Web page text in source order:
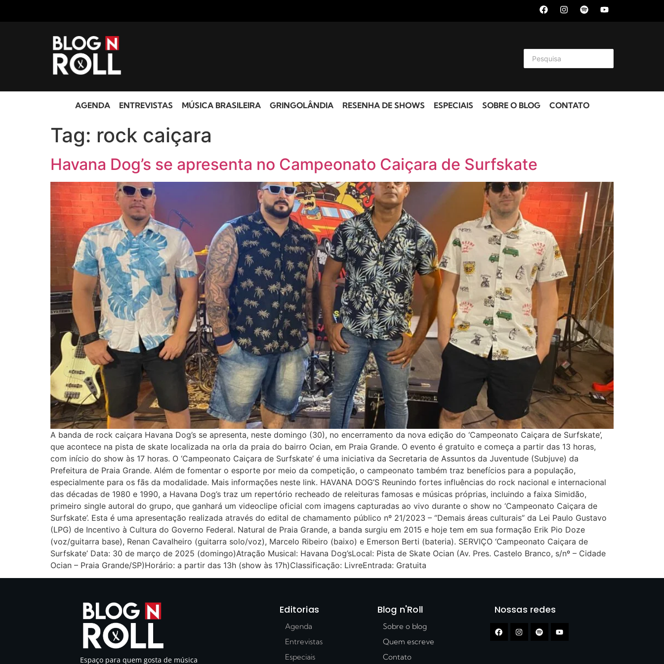
AGENDA ENTREVISTAS MÚSICA BRASILEIRA GRINGOLÂNDIA RESENHA DE SHOWS ESPECIAIS SOBRE O BLOG CONTATO
Tag: rock caiçara
Havana Dog’s se apresenta no Campeonato Caiçara de Surfskate
A banda de rock caiçara Havana Dog’s se apresenta, neste domingo (30), no encerramento da nova edição do ‘Campeonato Caiçara de Surfskate’,
que acontece na pista de skate localizada na orla da praia do bairro Ocian, em Praia Grande. O evento é gratuito e começa a partir das 13 horas,
com início do show às 17 horas. O ‘Campeonato Caiçara de Surfskate’ é uma iniciativa da Secretaria de Assuntos da Juventude (Subjuve) da
Prefeitura de Praia Grande. Além de fomentar o esporte por meio da competição, o campeonato também traz benefícios para a população,
especialmente para os fãs da modalidade. Mais informações neste link. HAVANA DOG’S Reunindo fortes influências do rock nacional e internacional
das décadas de 1980 e 1990, a Havana Dog’s traz um repertório recheado de releituras famosas e músicas próprias, incluindo a faixa Simidão,
primeiro single autoral do grupo, que ganhará um videoclipe oficial com imagens capturadas ao vivo durante o show no ‘Campeonato Caiçara de
Surfskate’. Esta é uma apresentação realizada através do edital de chamamento público nº 21/2023 – “Demais áreas culturais” da Lei Paulo Gustavo
(LPG) de Incentivo à Cultura do Governo Federal. Natural de Praia Grande, a banda surgiu em 2015 e hoje tem em sua formação Erik Pio Doze
(voz/guitarra base), Renan Cavalheiro (guitarra solo/voz), Marcelo Ribeiro (baixo) e Emerson Berti (bateria). SERVIÇO ‘Campeonato Caiçara de
Surfskate’ Data: 30 de março de 2025 (domingo)Atração Musical: Havana Dog’sLocal: Pista de Skate Ocian (Av. Pres. Castelo Branco, s/nº – Cidade
Ocian – Praia Grande/SP)Horário: a partir das 13h (show às 17h)Classificação: LivreEntrada: Gratuita
Espaço para quem gosta de música
Editorias
Agenda
Entrevistas
Especiais
Blog n'Roll
Sobre o blog
Quem escreve
Contato
Nossas redes